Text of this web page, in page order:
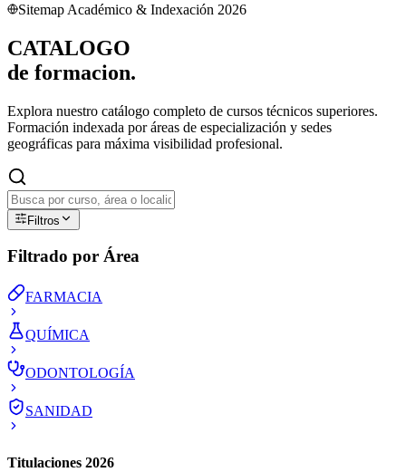
Sitemap Académico & Indexación 2026
CATALOGO
de formacion.
Explora nuestro catálogo completo de cursos técnicos superiores.
Formación indexada por áreas de especialización y sedes
geográficas para máxima visibilidad profesional.
Filtros
Filtrado por Área
FARMACIA
QUÍMICA
ODONTOLOGÍA
SANIDAD
Titulaciones 2026